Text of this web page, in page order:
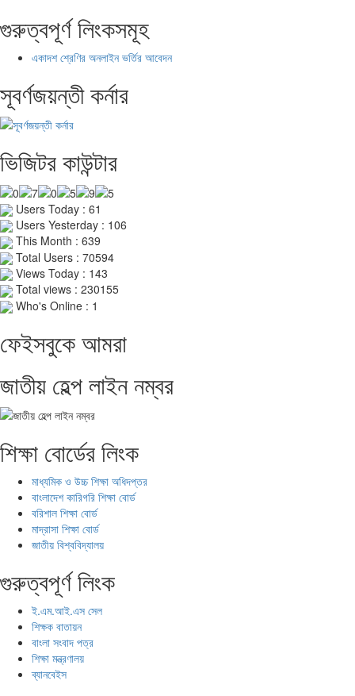
গুরুত্বপূর্ণ লিংকসমূহ
একাদশ শ্রেণির অনলাইন ভর্তির আবেদন
সূবর্ণজয়ন্তী কর্নার
ভিজিটর কাউন্টার
Users Today : 61
Users Yesterday : 106
This Month : 639
Total Users : 70594
Views Today : 143
Total views : 230155
Who's Online : 1
ফেইসবুকে আমরা
জাতীয় হেল্প লাইন নম্বর
শিক্ষা বোর্ডের লিংক
মাধ্যমিক ও উচ্চ শিক্ষা অধিদপ্তর
বাংলাদেশ কারিগরি শিক্ষা বোর্ড
বরিশাল শিক্ষা বোর্ড
মাদ্রাসা শিক্ষা বোর্ড
জাতীয় বিশ্ববিদ্যালয়
গুরুত্বপূর্ণ লিংক
ই.এম.আই.এস সেল
শিক্ষক বাতায়ন
বাংলা সংবাদ পত্র
শিক্ষা মন্ত্রণালয়
ব্যানবেইস